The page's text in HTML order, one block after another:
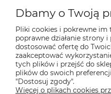
Płatności i dostawa
Informacje
O nas
Dbamy o Twoją
Pliki cookies i pokrewne
poprawne działanie strony
dostosować ofertę do
zaakceptować
tych plików i przejść do
plików do swoich
"Dostosuj zgody".
Więcej o plikach cookies